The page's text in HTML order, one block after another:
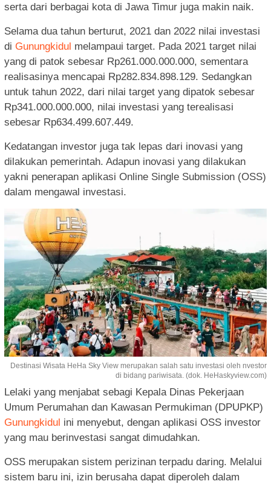
serta dari berbagai kota di Jawa Timur juga makin naik.
Selama dua tahun berturut, 2021 dan 2022 nilai investasi
di Gunungkidul melampaui target. Pada 2021 target nilai
yang di patok sebesar Rp261.000.000.000, sementara
realisasinya mencapai Rp282.834.898.129. Sedangkan
untuk tahun 2022, dari nilai target yang dipatok sebesar
Rp341.000.000.000, nilai investasi yang terealisasi
sebesar Rp634.499.607.449.
Kedatangan investor juga tak lepas dari inovasi yang
dilakukan pemerintah. Adapun inovasi yang dilakukan
yakni penerapan aplikasi Online Single Submission (OSS)
dalam mengawal investasi.
Destinasi Wisata HeHa Sky View merupakan salah satu investasi oleh nvestor
di bidang pariwisata. (dok. HeHaskyview.com)
Lelaki yang menjabat sebagi Kepala Dinas Pekerjaan
Umum Perumahan dan Kawasan Permukiman (DPUPKP)
Gunungkidul ini menyebut, dengan aplikasi OSS investor
yang mau berinvestasi sangat dimudahkan.
OSS merupakan sistem perizinan terpadu daring. Melalui
sistem baru ini, izin berusaha dapat diperoleh dalam